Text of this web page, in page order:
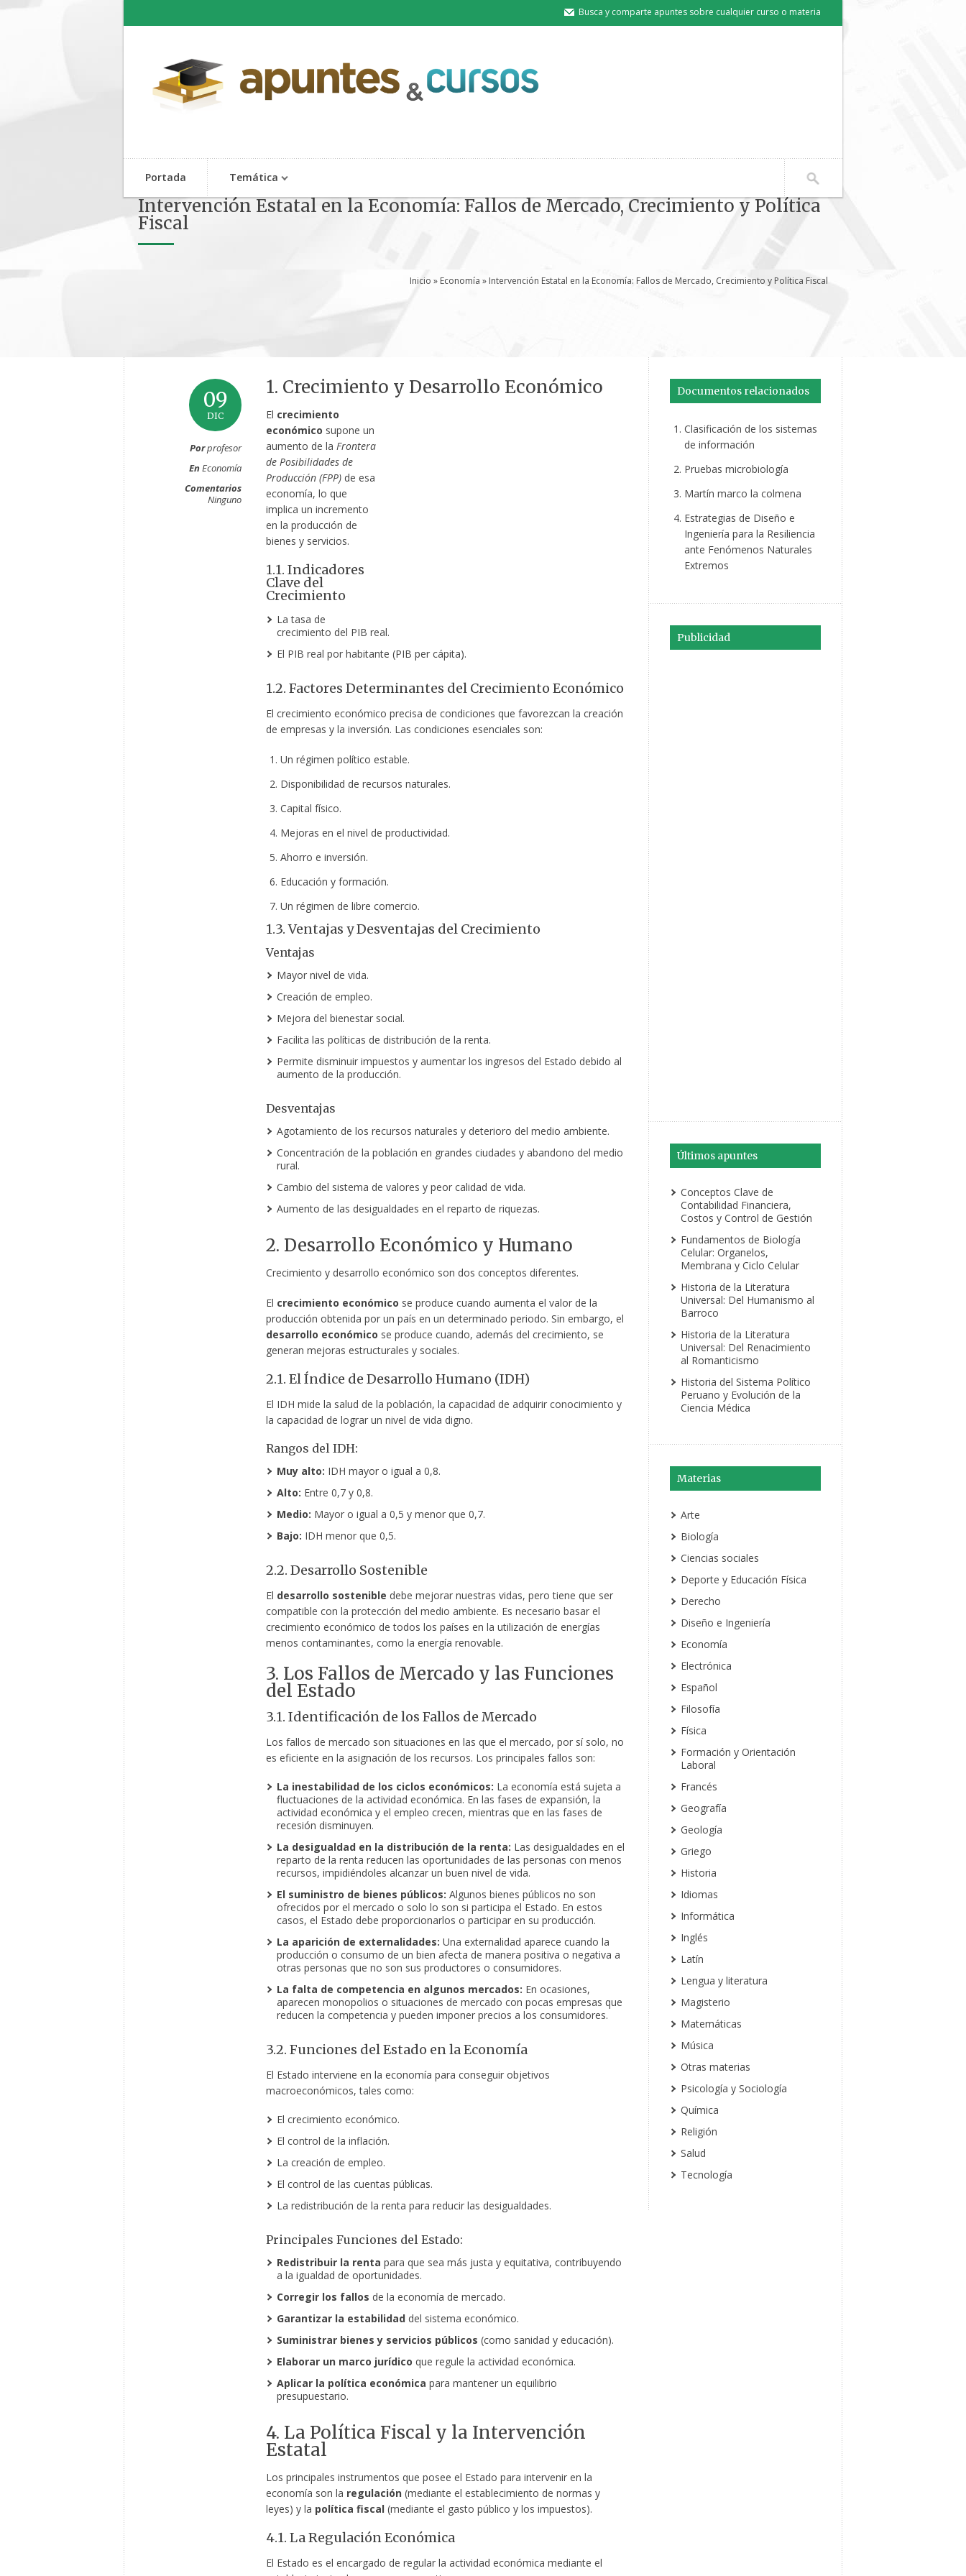
Busca y comparte apuntes sobre cualquier curso o materia
Portada Temática
Intervención Estatal en la Economía: Fallos de Mercado, Crecimiento y Política
Fiscal
Inicio » Economía » Intervención Estatal en la Economía: Fallos de Mercado, Crecimiento y Política Fiscal
09
DIC
Porprofesor
EnEconomía
Comentarios
Ninguno
1. Crecimiento y Desarrollo Económico
El crecimiento
económico supone un
aumento de la Frontera
de Posibilidades de
Producción (FPP)de esa
economía, lo que
implica un incremento
en la producción de
bienes y servicios.
1.1. Indicadores
Clave del
Crecimiento
La tasa de
crecimiento del PIB real.
El PIB real por habitante (PIB per cápita).
1.2. Factores Determinantes del Crecimiento Económico
El crecimiento económico precisa de condiciones que favorezcan la creación
de empresas y la inversión. Las condiciones esenciales son:
Un régimen político estable.
Disponibilidad de recursos naturales.
Capital físico.
Mejoras en el nivel de productividad.
Ahorro e inversión.
Educación y formación.
Un régimen de libre comercio.
1.3. Ventajas y Desventajas del Crecimiento
Ventajas
Mayor nivel de vida.
Creación de empleo.
Mejora del bienestar social.
Facilita las políticas de distribución de la renta.
Permite disminuir impuestos y aumentar los ingresos del Estado debido al
aumento de la producción.
Desventajas
Agotamiento de los recursos naturales y deterioro del medio ambiente.
Concentración de la población en grandes ciudades y abandono del medio
rural.
Cambio del sistema de valores y peor calidad de vida.
Aumento de las desigualdades en el reparto de riquezas.
2. Desarrollo Económico y Humano
Crecimiento y desarrollo económico son dos conceptos diferentes.
El crecimiento económico se produce cuando aumenta el valor de la
producción obtenida por un país en un determinado periodo. Sin embargo, el
desarrollo económico se produce cuando, además del crecimiento, se
generan mejoras estructurales y sociales.
2.1. El Índice de Desarrollo Humano (IDH)
El IDH mide la salud de la población, la capacidad de adquirir conocimiento y
la capacidad de lograr un nivel de vida digno.
Rangos del IDH:
Muy alto: IDH mayor o igual a 0,8.
Alto: Entre 0,7 y 0,8.
Medio: Mayor o igual a 0,5 y menor que 0,7.
Bajo: IDH menor que 0,5.
2.2. Desarrollo Sostenible
El desarrollo sostenible debe mejorar nuestras vidas, pero tiene que ser
compatible con la protección del medio ambiente. Es necesario basar el
crecimiento económico de todos los países en la utilización de energías
menos contaminantes, como la energía renovable.
3. Los Fallos de Mercado y las Funciones
del Estado
3.1. Identificación de los Fallos de Mercado
Los fallos de mercado son situaciones en las que el mercado, por sí solo, no
es eficiente en la asignación de los recursos. Los principales fallos son:
La inestabilidad de los ciclos económicos: La economía está sujeta a
fluctuaciones de la actividad económica. En las fases de expansión, la
actividad económica y el empleo crecen, mientras que en las fases de
recesión disminuyen.
La desigualdad en la distribución de la renta: Las desigualdades en el
reparto de la renta reducen las oportunidades de las personas con menos
recursos, impidiéndoles alcanzar un buen nivel de vida.
El suministro de bienes públicos: Algunos bienes públicos no son
ofrecidos por el mercado o solo lo son si participa el Estado. En estos
casos, el Estado debe proporcionarlos o participar en su producción.
La aparición de externalidades: Una externalidad aparece cuando la
producción o consumo de un bien afecta de manera positiva o negativa a
otras personas que no son sus productores o consumidores.
La falta de competencia en algunos mercados: En ocasiones,
aparecen monopolios o situaciones de mercado con pocas empresas que
reducen la competencia y pueden imponer precios a los consumidores.
3.2. Funciones del Estado en la Economía
El Estado interviene en la economía para conseguir objetivos
macroeconómicos, tales como:
El crecimiento económico.
El control de la inflación.
La creación de empleo.
El control de las cuentas públicas.
La redistribución de la renta para reducir las desigualdades.
Principales Funciones del Estado:
Redistribuir la renta para que sea más justa y equitativa, contribuyendo
a la igualdad de oportunidades.
Corregir los fallos de la economía de mercado.
Garantizar la estabilidaddel sistema económico.
Suministrar bienes y servicios públicos (como sanidad y educación).
Elaborar un marco jurídico que regule la actividad económica.
Aplicar la política económica para mantener un equilibrio
presupuestario.
4. La Política Fiscal y la Intervención
Estatal
Los principales instrumentos que posee el Estado para intervenir en la
economía son la regulación(mediante el establecimiento de normas y
leyes) y la política fiscal(mediante el gasto público y los impuestos).
4.1. La Regulación Económica
El Estado es el encargado de regular la actividad económica mediante el
Documentos relacionados
Clasificación de los sistemas
de información
Pruebas microbiología
Martín marco la colmena
Estrategias de Diseño e
Ingeniería para la Resiliencia
ante Fenómenos Naturales
Extremos
Publicidad
Últimos apuntes
Conceptos Clave de
Contabilidad Financiera,
Costos y Control de Gestión
Fundamentos de Biología
Celular: Organelos,
Membrana y Ciclo Celular
Historia de la Literatura
Universal: Del Humanismo al
Barroco
Historia de la Literatura
Universal: Del Renacimiento
al Romanticismo
Historia del Sistema Político
Peruano y Evolución de la
Ciencia Médica
Materias
Arte
Biología
Ciencias sociales
Deporte y Educación Física
Derecho
Diseño e Ingeniería
Economía
Electrónica
Español
Filosofía
Física
Formación y Orientación
Laboral
Francés
Geografía
Geología
Griego
Historia
Idiomas
Informática
Inglés
Latín
Lengua y literatura
Magisterio
Matemáticas
Música
Otras materias
Psicología y Sociología
Química
Religión
Salud
Tecnología